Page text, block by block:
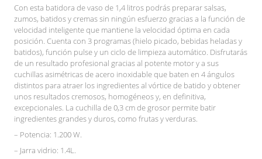
Con esta batidora de vaso de 1,4 litros podrás preparar salsas,
zumos, batidos y cremas sin ningún esfuerzo gracias a la función de
velocidad inteligente que mantiene la velocidad óptima en cada
posición. Cuenta con 3 programas (hielo picado, bebidas heladas y
batidos), función pulse y un ciclo de limpieza automático. Disfrutarás
de un resultado profesional gracias al potente motor y a sus
cuchillas asimétricas de acero inoxidable que baten en 4 ángulos
distintos para atraer los ingredientes al vórtice de batido y obtener
unos resultados cremosos, homogéneos y, en definitiva,
excepcionales. La cuchilla de 0,3 cm de grosor permite batir
ingredientes grandes y duros, como frutas y verduras.
– Potencia: 1.200 W.
– Jarra vidrio: 1.4L.